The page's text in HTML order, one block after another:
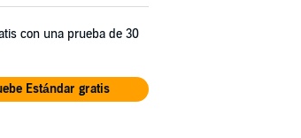
con una prueba de 30
Estándar gratis